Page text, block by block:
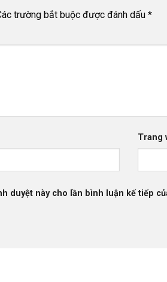
trường bắt buộc được đánh dấu *
Trang
duyệt này cho lần bình luận kế tiếp